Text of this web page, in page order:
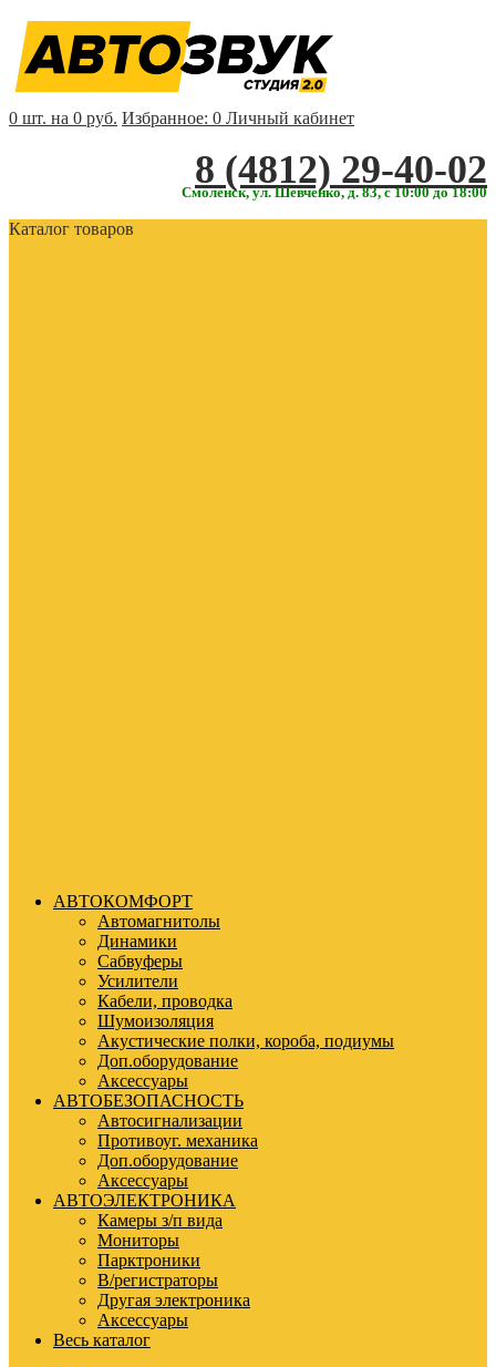
0 шт. на 0 руб. Избранное: 0 Личный кабинет
‎‎8 (4812) 29-40-02
Смоленск, ул. Шевченко, д. 83, с 10:00 до 18:00
Каталог товаров
АВТОКОМФОРТ
Автомагнитолы
Динамики
Сабвуферы
Усилители
Кабели, проводка
Шумоизоляция
Акустические полки, короба, подиумы
Доп.оборудование
Аксессуары
АВТОБЕЗОПАСНОСТЬ
Автосигнализации
Противоуг. механика
Доп.оборудование
Аксессуары
АВТОЭЛЕКТРОНИКА
Камеры з/п вида
Мониторы
Парктроники
В/регистраторы
Другая электроника
Аксессуары
Весь каталог